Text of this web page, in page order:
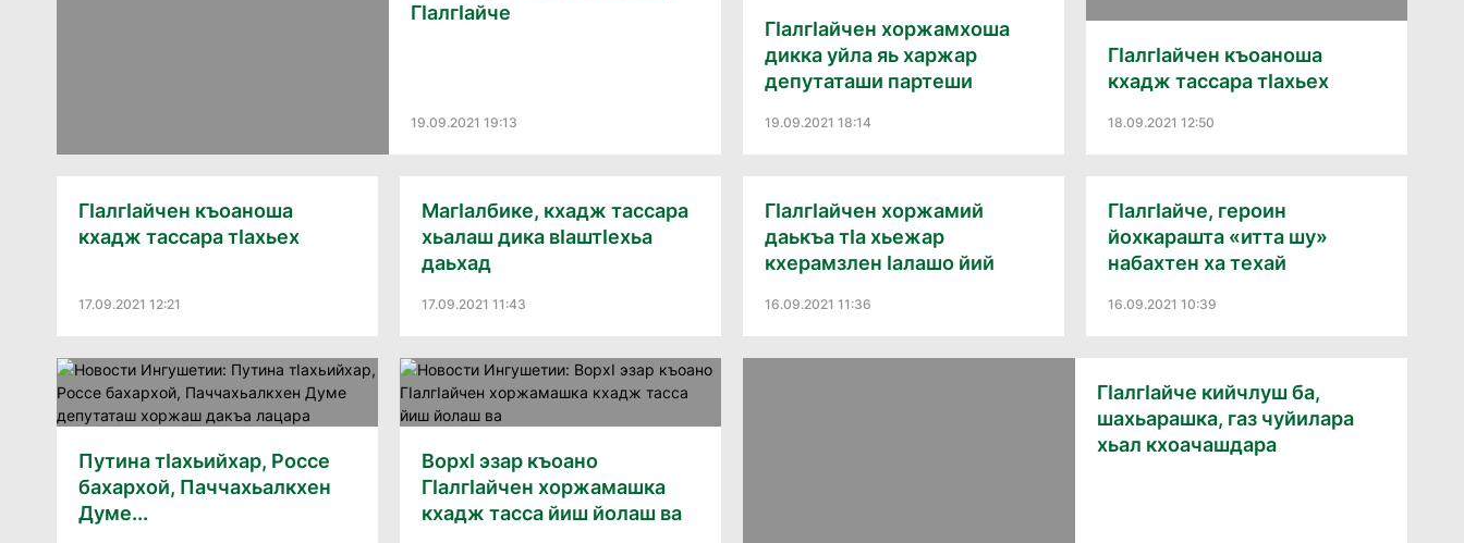
ГIалгIайче
19.09.2021 19:13
ГIалгIайчен хоржамхоша
дикка уйла яь харжар
депутаташи партеши
19.09.2021 18:14
ГIалгIайчен къоаноша
кхадж тассара тIахьех
18.09.2021 12:50
ГIалгIайчен къоаноша
кхадж тассара тIахьех
17.09.2021 12:21
МагIалбике, кхадж тассара
хьалаш дика вIаштIехьа
даьхад
17.09.2021 11:43
ГIалгIайчен хоржамий
даькъа тIа хьежар
кхерамзлен Iалашо йий
16.09.2021 11:36
ГIалгIайче, героин
йохкарашта «итта шу»
набахтен ха техай
16.09.2021 10:39
Путина тIахьийхар, Россе
бахархой, Паччахьалкхен
Думе...
ВорхI эзар къоано
ГIалгIайчен хоржамашка
кхадж тасса йиш йолаш ва
ГIалгIайче кийчлуш ба,
шахьарашка, газ чуйилара
хьал кхоачашдара